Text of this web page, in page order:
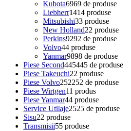
Kubota6969 de produse
Liebherr1414 produse
Mitsubishi33 produse
New Holland22 produse
Perkins9292 de produse
Volvo44 produse
Yanmar9898 de produse
Piese Second445445 de produse
Piese Takeuchi22 produse
Piese Volvo252252 de produse
Piese Wirtgen11 produs
Piese Yanmar44 produse
Service Utilaje2525 de produse
Sisu22 produse
Transmisii55 produse